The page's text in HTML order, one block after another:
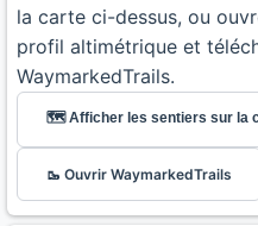
la carte ci-dessus, ou
profil altimétrique et
WaymarkedTrails.
🗺️ Afficher les sentiers sur la
🥾 Ouvrir WaymarkedTrails